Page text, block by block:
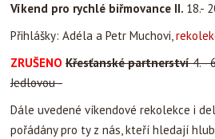
Víkend pro rychlé biřmovance II. 18.-
Přihlášky: Adéla a Petr Muchovi,
ZRUŠENO Křesťanské partnerství4. -
Jedlovou -
Dále uvedené víkendové rekolekce i
pořádány pro ty z nás, kteří hledají